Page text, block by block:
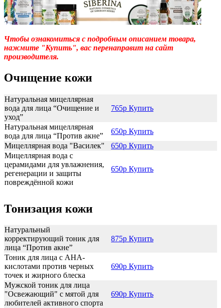
Чтобы ознакомиться с подробным описанием товара,
нажмите "Купить", вас перенаправит на сайт
производителя.
Очищение кожи
Натуральная мицеллярная
вода для лица “Очищение и
уход”
765р Купить
Натуральная мицеллярная
вода для лица “Против акне”
650р Купить
Мицеллярная вода "Василек"
650р Купить
Мицеллярная вода с
церамидами для увлажнения,
регенерации и защиты
повреждённой кожи
650р Купить
Тонизация кожи
Натуральный
корректирующий тоник для
лица “Против акне”
875р Купить
Тоник для лица с АНА-
кислотами против черных
точек и жирного блеска
690р Купить
Мужской тоник для лица
"Освежающий" с мятой для
любителей активного спорта
690р Купить